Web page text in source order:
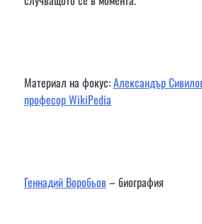
Материал на фокус:Александър
професор WikiPedia
Геннадий Воробьов– биография